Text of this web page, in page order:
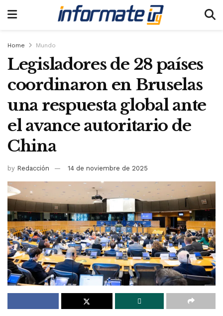
Home Mundo
Legisladores de 28 países
coordinaron en Bruselas
una respuesta global ante
el avance autoritario de
China
by Redacción 14 de noviembre de 2025